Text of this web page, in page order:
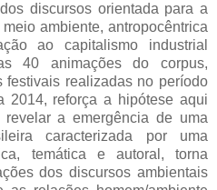
discursos orientada para a
ambiente, antropocêntrica
ao capitalismo industrial
40 animações do corpus,
realizadas no período
2014, reforça a hipótese aqui
a emergência de uma
caracterizada por uma
temática e autoral, torna
dos discursos ambientais